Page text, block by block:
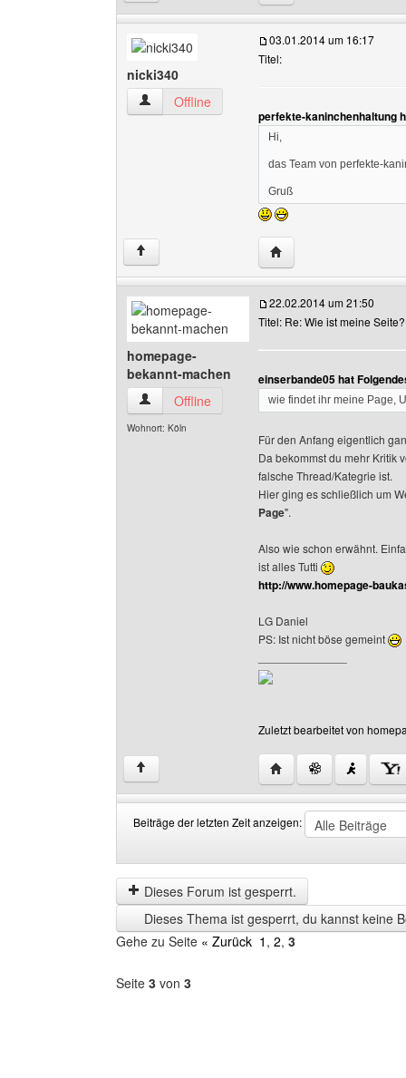
nicki340
nicki340 Benutzer-Profile anzeigen
Offline
03.01.2014 um 16:17
Titel:
perfekte-kaninchenhaltung
Hi,
das Team von perfekte-
Gruß
↑ Website dieses
homepage-
bekannt-machen
homepage-bekannt-machen Benutzer-Profile
Offline
Wohnort: Köln
22.02.2014 um 21:50
Titel: Re: Wie ist meine Seite?
einserbande05 hat
wie findet ihr meine Page,
Für den Anfang eigentlich
Da bekommst du mehr Kritik
falsche Thread/Kategrie ist.
Hier ging es schließlich um
Page".
Also wie schon erwähnt.
ist alles Tutti
http://www.homepage-
LG Daniel
PS: Ist nicht böse gemeint
Zuletzt bearbeitet von
↑ Website dieses
Beiträge der letzten Zeit anzeigen:
der
letzten
Zeit
anzeigen
by
Dieses Forum ist gesperrt.
Dieses Thema ist gesperrt, du kannst keine
Gehe zu Seite « Zurück 1 , 2, 3
Seite 3 von 3